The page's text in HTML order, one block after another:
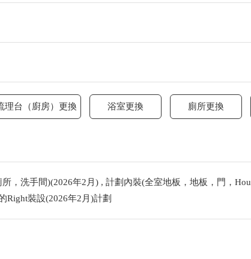
理台（廚房）更換 浴室更換 廁所更換
，洗手間)(2026年2月) , 計劃內裝(全室地板，地板，門，
Right裝設(2026年2月)計劃